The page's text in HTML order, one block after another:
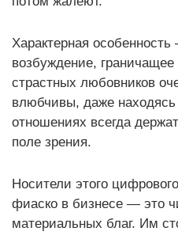
Характерная
возбуждение,
страстных любовников
влюбчивы, даже
отношениях всегда
поле зрения.
Носители этого
фиаско в бизнесе — это
материальных благ. Им